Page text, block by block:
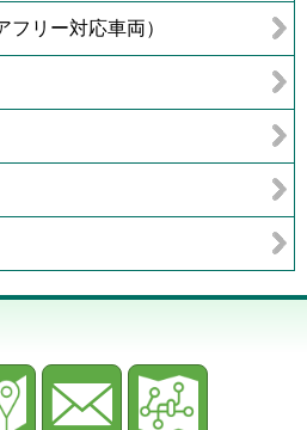
フリー対応車両）